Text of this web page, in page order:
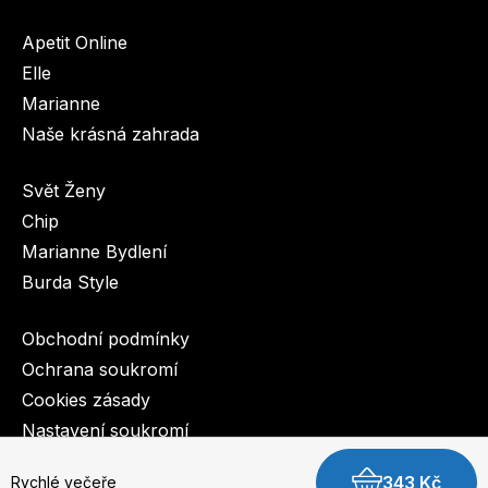
Rychlé večeře 343 Kč
Apetit Online
Elle
Marianne
Naše krásná zahrada
Svět Ženy
Chip
Marianne Bydlení
Burda Style
Obchodní podmínky
Ochrana soukromí
Cookies zásady
Nastavení soukromí